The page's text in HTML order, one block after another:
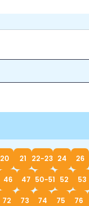
20 21 22-23 24 26
46 47 50-51 52 53
72 73 74 75 76